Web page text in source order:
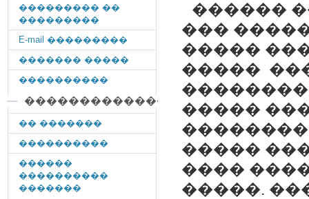
��������� ��
���������
E-mail ���������
������� �����
����������
�������������
�� �������
����������
������
����������
�������
������
���
�����
�����
�����
�����
����
�����.